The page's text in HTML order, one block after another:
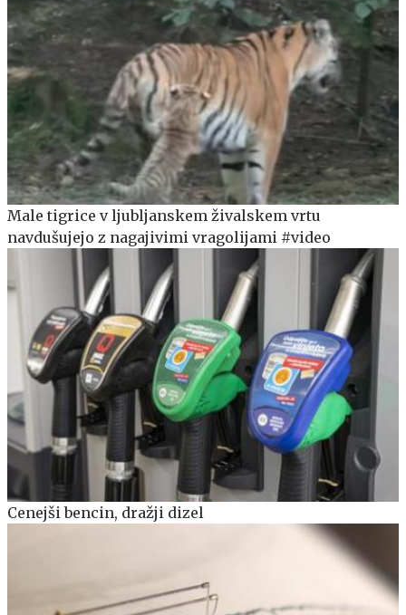
Male tigrice v ljubljanskem živalskem vrtu
navdušujejo z nagajivimi vragolijami #video
Cenejši bencin, dražji dizel